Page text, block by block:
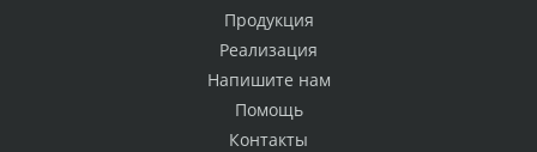
Продукция
Реализация
Напишите нам
Помощь
Контакты